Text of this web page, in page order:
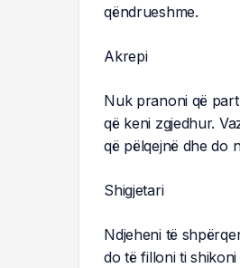
qëndrueshme.
Akrepi
Nuk pranoni që
që keni zgjedhur.
që pëlqejnë dhe do
Shigjetari
Ndjeheni të
do të filloni ti